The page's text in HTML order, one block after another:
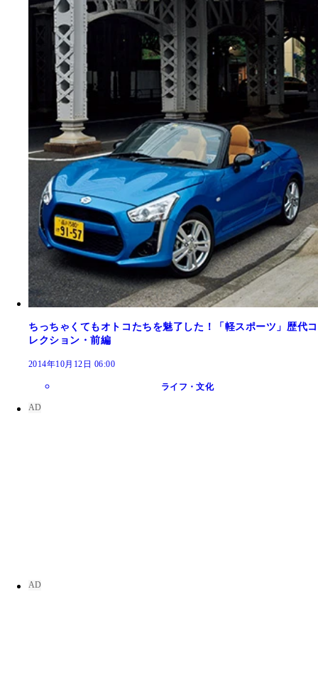
ちっちゃくてもオトコたちを魅了した！「軽スポーツ」歴代コ
レクション・前編
2014年10月12日 06:00
ライフ・文化